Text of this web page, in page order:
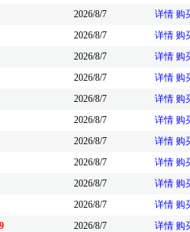
2026/8/7 详情 购
2026/8/7 详情 购
2026/8/7 详情 购
2026/8/7 详情 购
2026/8/7 详情 购
2026/8/7 详情 购
2026/8/7 详情 购
2026/8/7 详情 购
2026/8/7 详情 购
2026/8/7 详情 购
2026/8/7 详情 购